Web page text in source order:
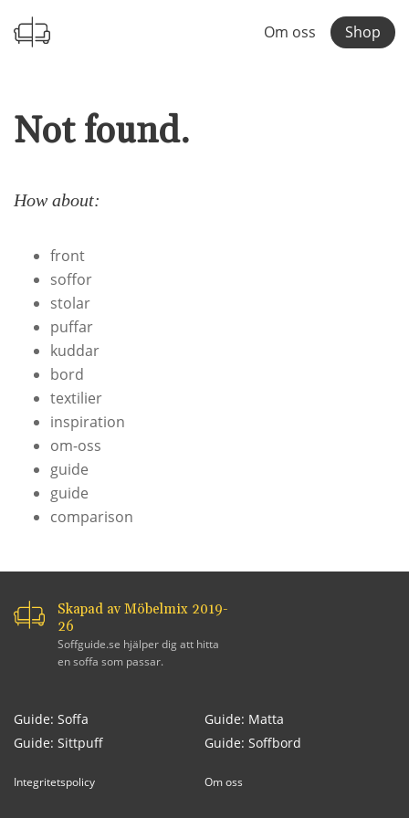
Om oss Shop
Not found.
How about:
front
soffor
stolar
puffar
kuddar
bord
textilier
inspiration
om-oss
guide
guide
comparison
Skapad av Möbelmix 2019-
26
Soffguide.se hjälper dig att hitta
en soffa som passar.
Guide: Soffa
Guide: Matta
Guide: Sittpuff
Guide: Soffbord
Integritetspolicy Om oss